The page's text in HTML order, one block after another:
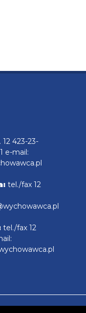
12 423-23-
e-mail:
tel./fax 12
tel./fax 12